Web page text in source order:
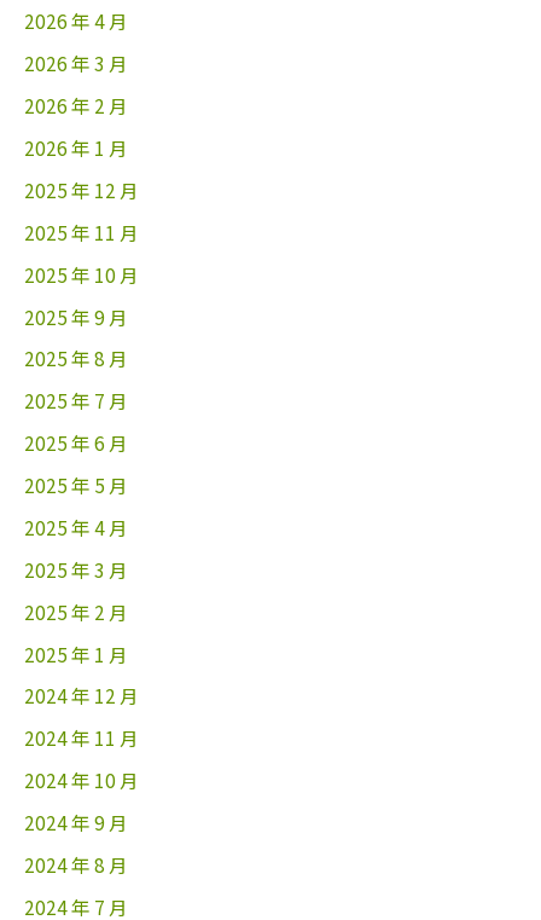
2026 年 4 月
2026 年 3 月
2026 年 2 月
2026 年 1 月
2025 年 12 月
2025 年 11 月
2025 年 10 月
2025 年 9 月
2025 年 8 月
2025 年 7 月
2025 年 6 月
2025 年 5 月
2025 年 4 月
2025 年 3 月
2025 年 2 月
2025 年 1 月
2024 年 12 月
2024 年 11 月
2024 年 10 月
2024 年 9 月
2024 年 8 月
2024 年 7 月